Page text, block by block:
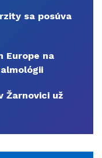
sa posúva
Europe na
Žarnovici už